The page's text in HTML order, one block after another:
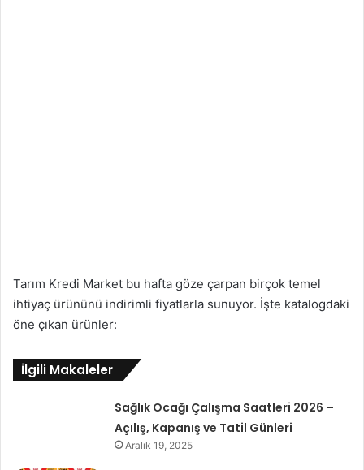
Tarım Kredi Market bu hafta göze çarpan birçok temel
ihtiyaç ürününü indirimli fiyatlarla sunuyor. İşte katalogdaki
öne çıkan ürünler:
İlgili Makaleler
Sağlık Ocağı Çalışma Saatleri 2026 –
Açılış, Kapanış ve Tatil Günleri
Aralık 19, 2025